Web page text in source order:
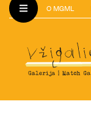
O MGML